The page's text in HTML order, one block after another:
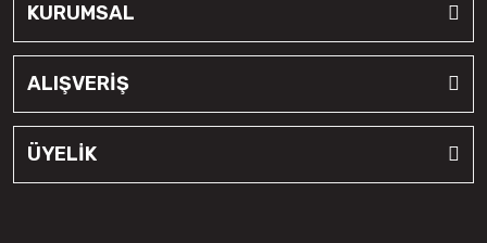
KURUMSAL
ALIŞVERİŞ
ÜYELİK